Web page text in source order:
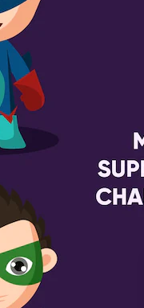
)
2026Freepik Company S.L.U.